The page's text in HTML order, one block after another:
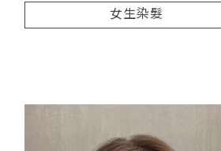
女生染髮